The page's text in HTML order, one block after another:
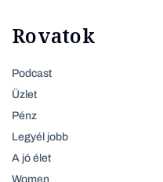
Rovatok
Podcast
Üzlet
Pénz
Legyél jobb
A jó élet
Women